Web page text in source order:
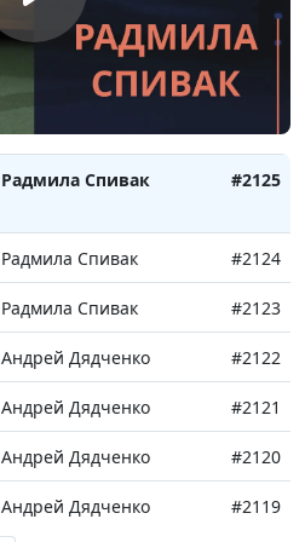
Радмила Спивак #2128
Радмила Спивак #2127
Радмила Спивак #2126
Радмила Спивак #2125
Радмила Спивак #2124
Радмила Спивак #2123
Андрей Дядченко #2122
Андрей Дядченко #2121
Андрей Дядченко #2120
Андрей Дядченко #2119